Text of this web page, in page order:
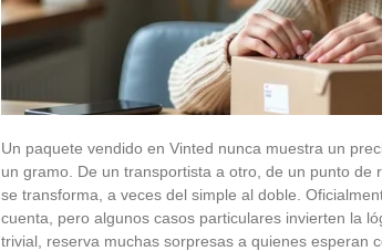
Un paquete vendido en Vinted nunca muestra un
un gramo. De un transportista a otro, de un punto de
se transforma, a veces del simple al doble.
cuenta, pero algunos casos particulares invierten la
trivial, reserva muchas sorpresas a quienes esperan